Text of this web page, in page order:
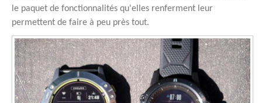
le paquet de fonctionnalités qu'elles renferment leur
permettent de faire à peu près tout.